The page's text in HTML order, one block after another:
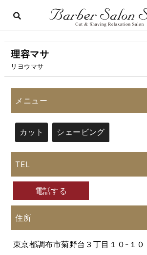
理容マサ
リヨウマサ
メニュー
カット シェービング
TEL
電話する
住所
東京都調布市菊野台３丁目１０-１０